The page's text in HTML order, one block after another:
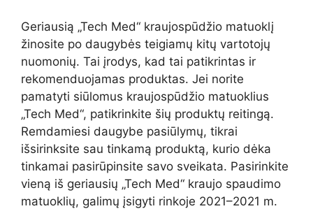
Geriausią „Tech Med“ kraujospūdžio matuoklį
žinosite po daugybės teigiamų kitų vartotojų
nuomonių. Tai įrodys, kad tai patikrintas ir
rekomenduojamas produktas. Jei norite
pamatyti siūlomus kraujospūdžio matuoklius
„Tech Med“, patikrinkite šių produktų reitingą.
Remdamiesi daugybe pasiūlymų, tikrai
išsirinksite sau tinkamą produktą, kurio dėka
tinkamai pasirūpinsite savo sveikata. Pasirinkite
vieną iš geriausių „Tech Med“ kraujo spaudimo
matuoklių, galimų įsigyti rinkoje 2021–2021 m.